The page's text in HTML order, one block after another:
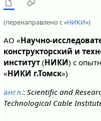
(перенаправлено с «НИКИ»)
АО «Научно-
конструкторский и
институт(НИКИ) с
«НИКИ г.Томск»)
англ.: Scientific and
Technological Cable